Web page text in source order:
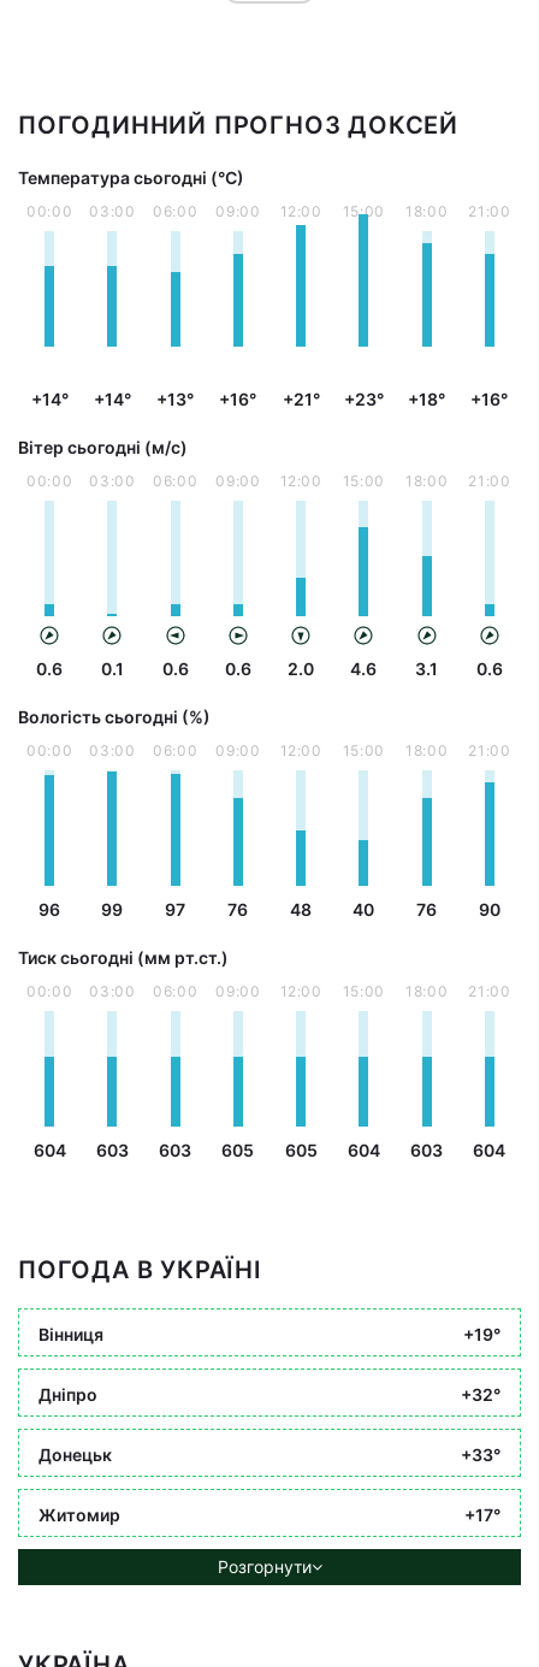
ПОГОДИННИЙ ПРОГНОЗ ДОКСЕЙ
Температура сьогодні (°С)
00:00
+14°
03:00
+14°
06:00
+13°
09:00
+16°
12:00
+21°
15:00
+23°
18:00
+18°
21:00
+16°
Вітер сьогодні (м/с)
00:00
0.6
03:00
0.1
06:00
0.6
09:00
0.6
12:00
2.0
15:00
4.6
18:00
3.1
21:00
0.6
Вологість сьогодні (%)
00:00
96
03:00
99
06:00
97
09:00
76
12:00
48
15:00
40
18:00
76
21:00
90
Тиск сьогодні (мм рт.ст.)
00:00
604
03:00
603
06:00
603
09:00
605
12:00
605
15:00
604
18:00
603
21:00
604
ПОГОДА В УКРАЇНІ
Вінниця +19°
Дніпро +32°
Донецьк +33°
Житомир +17°
Розгорнути